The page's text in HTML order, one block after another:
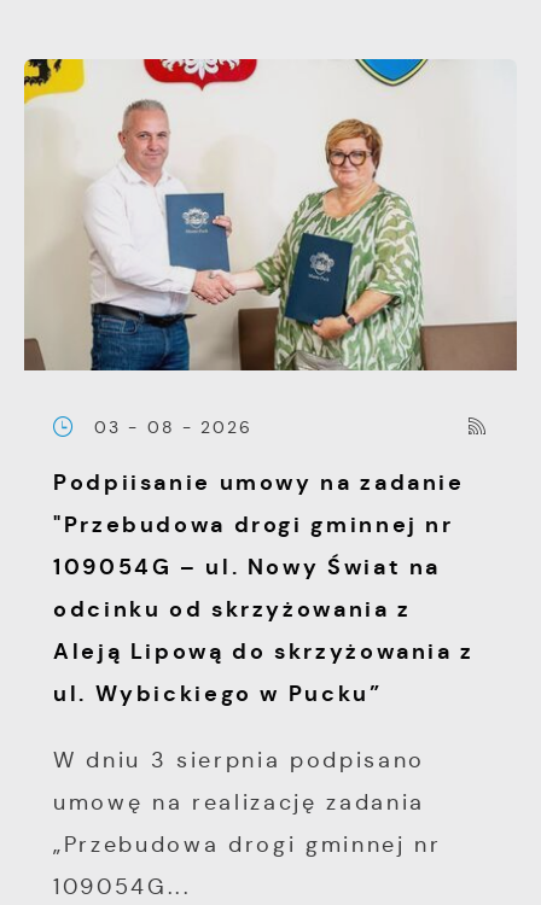
03 - 08 - 2026
Podpiisanie umowy na zadanie
"Przebudowa drogi gminnej nr
109054G – ul. Nowy Świat na
odcinku od skrzyżowania z
Aleją Lipową do skrzyżowania z
ul. Wybickiego w Pucku”
W dniu 3 sierpnia podpisano
umowę na realizację zadania
„Przebudowa drogi gminnej nr
109054G...